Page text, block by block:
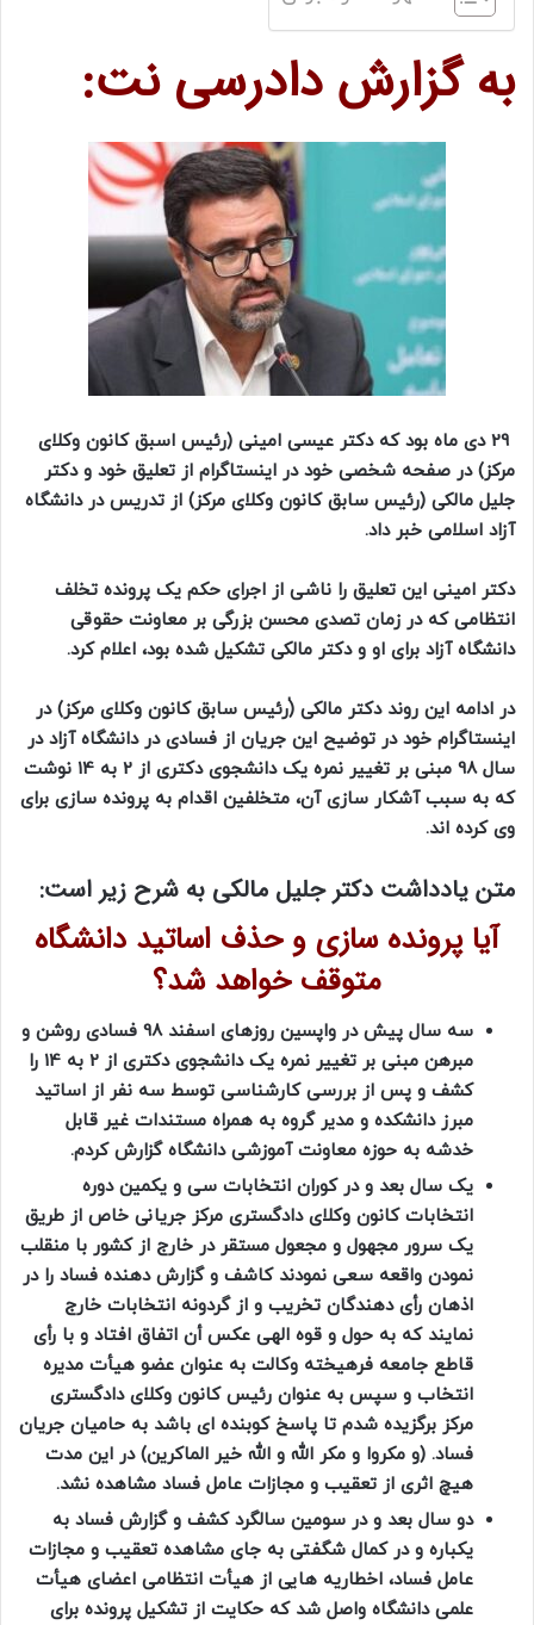
به گزارش دادرسی نت:
29 دی ماه بود که دکتر عیسی امینی (رئیس اسبق کانون وکلای
مرکز) در صفحه شخصی خود در اینستاگرام از تعلیق خود و دکتر
جلیل مالکی (رئیس سابق کانون وکلای مرکز) از تدریس در دانشگاه
آزاد اسلامی خبر داد.
دکتر امینی این تعلیق را ناشی از اجرای حکم یک پرونده تخلف
انتظامی که در زمان تصدی محسن بزرگی بر معاونت حقوقی
دانشگاه آزاد برای او و دکتر مالکی تشکیل شده بود، اعلام کرد.
در ادامه این روند دکتر مالکی (ٰرئیس سابق کانون وکلای مرکز) در
اینستاگرام خود در توضیح این جریان از فسادی در دانشگاه آزاد در
سال 98 مبنی بر تغییر نمره یک دانشجوی دکتری از 2 به 14 نوشت
که به سبب آشکار سازی آن، متخلفین اقدام به پرونده سازی برای
وی کرده اند.
متن یادداشت دکتر جلیل مالکی به شرح زیر است:
آیا پرونده سازی و حذف اساتید دانشگاه
متوقف خواهد شد؟
سه سال پیش در واپسین روزهای اسفند 98 فسادی روشن و
مبرهن مبنی بر تغییر نمره یک دانشجوی دکتری از 2 به 14 را
کشف و پس از بررسی کارشناسی توسط سه نفر از اساتید
مبرز دانشکده و مدیر گروه به همراه مستندات غیر قابل
خدشه به حوزه معاونت آموزشی دانشگاه گزارش کردم.
یک سال بعد و در کوران انتخابات سی و یکمین دوره
انتخابات کانون وکلای دادگستری مرکز جریانی خاص از طریق
یک سرور مجهول و مجعول مستقر در خارج از کشور با منقلب
نمودن واقعه سعی نمودند کاشف و گزارش دهنده فساد را در
اذهان رأی دهندگان تخریب و از گردونه انتخابات خارج
نمایند که به حول و قوه الهی عکس أن اتفاق افتاد و با رأی
قاطع جامعه فرهیخته وکالت به عنوان عضو هیأت مدیره
انتخاب و سپس به عنوان رئیس کانون وکلای دادگستری
مرکز برگزیده شدم تا پاسخ کوبنده ای باشد به حامیان جریان
فساد. (و مکروا و مکر الله و الله خیر الماکرین) در این مدت
هیچ اثری از تعقیب و مجازات عامل فساد مشاهده نشد.
دو سال بعد و در سومین سالگرد کشف و گزارش فساد به
یکباره و در کمال شگفتی به جای مشاهده تعقیب و مجازات
عامل فساد، اخطاریه هایی از هیأت انتظامی اعضای هیأت
علمی دانشگاه واصل شد که حکایت از تشکیل پرونده برای